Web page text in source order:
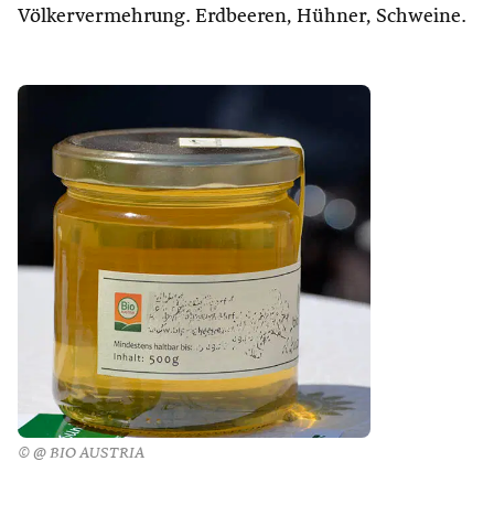
Völkervermehrung. Erdbeeren, Hühner, Schweine.
© @ BIO AUSTRIA